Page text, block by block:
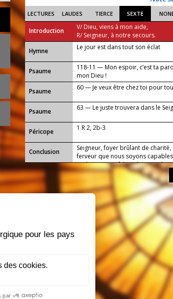
LECTURES LAUDES TIERCE SEXTE
Introduction
V/ Dieu, viens à mon aide,
R/ Seigneur, à notre secours.
...
Hymne Le jour est dans tout son éclat
Psaume
118-11 — Mon espoir, c’est ta
mon Dieu !
Psaume
60 — Je veux être chez toi pour
Psaume 63 — Le juste trouvera dans le
Péricope 1 R 2, 2b-3
Conclusion
Seigneur, foyer brûlant de
ferveur que nous soyons
et d’aimer nos frères à cause de
notre Seigneur. Amen.